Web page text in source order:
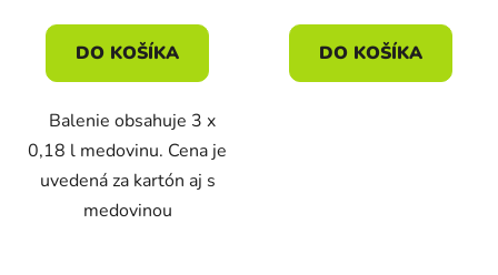
DO KOŠÍKA
Balenie obsahuje 3 x
0,18 l medovinu. Cena je
uvedená za kartón aj s
medovinou
DO KOŠÍKA